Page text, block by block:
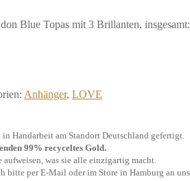
Blue Topas mit 3 Brillanten,
Anhänger, LOVE
Handarbeit am Standort Deutschland gefertigt.
99% recyceltes Gold.
was sie alle einzigartig macht.
bitte per E-Mail oder im Store in Hamburg an uns.